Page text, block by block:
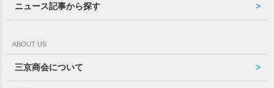
ニュース記事から探す
ABOUT US
三京商会について